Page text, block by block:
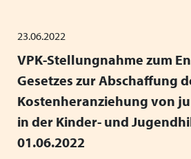
Grundsätze der Arbeit
Präsidium und Geschäftsstelle
Satzung
Links
VPK-Zeitschrift „Blickpunkt
VPK-Schriftenreihe
Fachbeiträge
VPK-Podcast
Finden Sie bundesweit
Plätze für Kinder und
den VPK-
www.vpk-
23.06.2022
VPK-Stellungnahme zum
Gesetzes zur Abschaffung
Kostenheranziehung von
in der Kinder- und
01.06.2022